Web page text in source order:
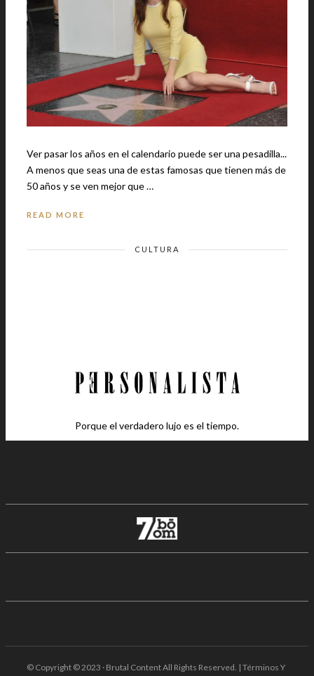
Ver pasar los años en el calendario puede ser una pesadilla...
A menos que seas una de estas famosas que tienen más de
50 años y se ven mejor que …
READ MORE
CULTURA
Porque el verdadero lujo es el tiempo.
© Copyright © 2023 · Brutal Content All Rights Reserved. | Términos Y